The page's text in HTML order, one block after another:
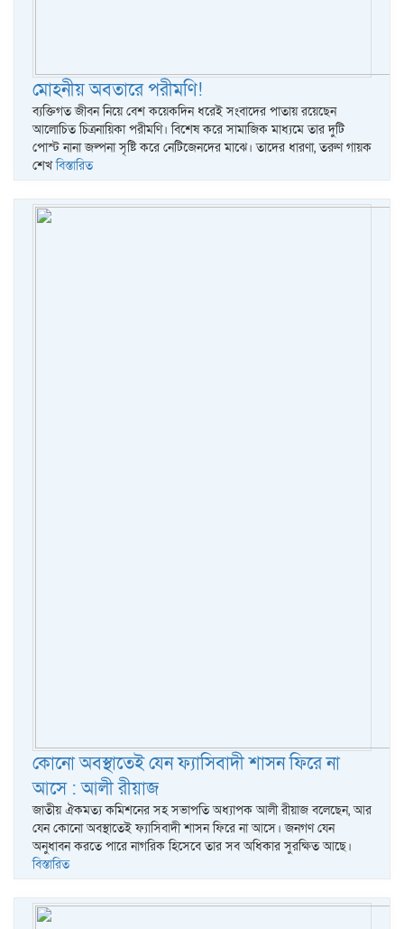
মোহনীয় অবতারে পরীমণি!
ব্যক্তিগত জীবন নিয়ে বেশ কয়েকদিন ধরেই সংবাদের পাতায় রয়েছেন
আলোচিত চিত্রনায়িকা পরীমণি। বিশেষ করে সামাজিক মাধ্যমে তার দুটি
পোস্ট নানা জল্পনা সৃষ্টি করে নেটিজেনদের মাঝে। তাদের ধারণা, তরুণ গায়ক
শেখবিস্তারিত
কোনো অবস্থাতেই যেন ফ্যাসিবাদী শাসন ফিরে না
আসে : আলী রীয়াজ
জাতীয় ঐকমত্য কমিশনের সহ সভাপতি অধ্যাপক আলী রীয়াজ বলেছেন, আর
যেন কোনো অবস্থাতেই ফ্যাসিবাদী শাসন ফিরে না আসে। জনগণ যেন
অনুধাবন করতে পারে নাগরিক হিসেবে তার সব অধিকার সুরক্ষিত আছে।
বিস্তারিত